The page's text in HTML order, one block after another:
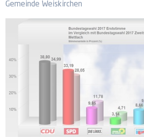
Gemeinde Weiskirchen